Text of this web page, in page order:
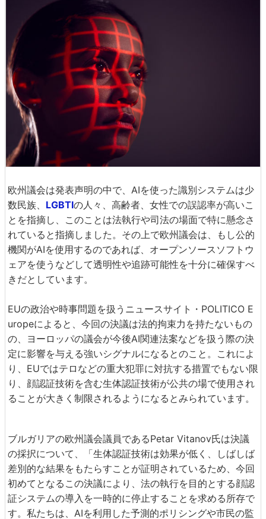
欧州議会は発表声明の中で、AIを使った識別システムは少
数民族、 LGBTIの人々、高齢者、女性での誤認率が高いこ
とを指摘し、このことは法執行や司法の場面で特に懸念さ
れていると指摘しました。その上で欧州議会は、もし公的
機関がAIを使用するのであれば、オープンソースソフトウ
ェアを使うなどして透明性や追跡可能性を十分に確保すべ
きだとしています。
EUの政治や時事問題を扱うニュースサイト・POLITICO E
uropeによると、今回の決議は法的拘束力を持たないもの
の、ヨーロッパの議会が今後AI関連法案などを扱う際の決
定に影響を与える強いシグナルになるとのこと。これによ
り、EUではテロなどの重大犯罪に対抗する措置でもない限
り、顔認証技術を含む生体認証技術が公共の場で使用され
ることが大きく制限されるようになるとみられています。
ブルガリアの欧州議会議員であるPetar Vitanov氏は決議
の採択について、「生体認証技術は効果が低く、しばしば
差別的な結果をもたらすことが証明されているため、今回
初めてとなるこの決議により、法の執行を目的とする顔認
証システムの導入を一時的に停止することを求める所存で
す。私たちは、AIを利用した予測的ポリシングや市民の監